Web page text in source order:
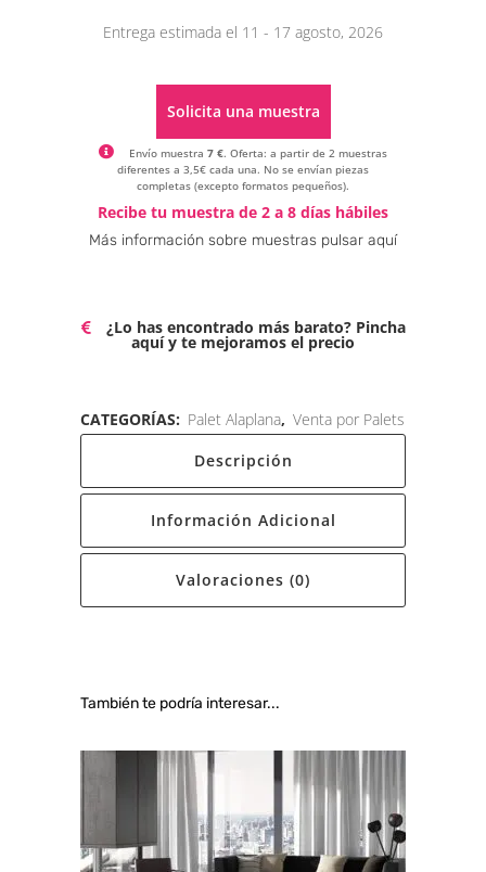
Entrega estimada el 11 - 17 agosto, 2026
Solicita una muestra
Envío muestra 7 €. Oferta: a partir de 2 muestras
diferentes a 3,5€ cada una. No se envían piezas
completas (excepto formatos pequeños).
Alternative:
Recibe tu muestra de 2 a 8 días hábiles
Más información sobre muestras pulsar aquí
¿Lo has encontrado más barato? Pincha
aquí y te mejoramos el precio
CATEGORÍAS: Palet Alaplana, Venta por Palets
Descripción
Información Adicional
Valoraciones (0)
También te podría interesar...